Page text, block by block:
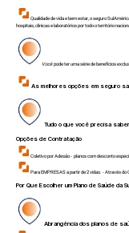
Qualidade de vida e bem estar, o seguro
hospitais, clinicas e laboratórios por todo o território
Vocêpode ter uma série de benefícios
As melhores opções em seguro
Tudo o que você precisa
Opções de Contratação
Coletivo por Adesão - planos com desconto
Para EMPRESAS a partir de 2 vidas. - Através do
Por Que Escolher um Plano de Saúde da
Abrangência dos planos de